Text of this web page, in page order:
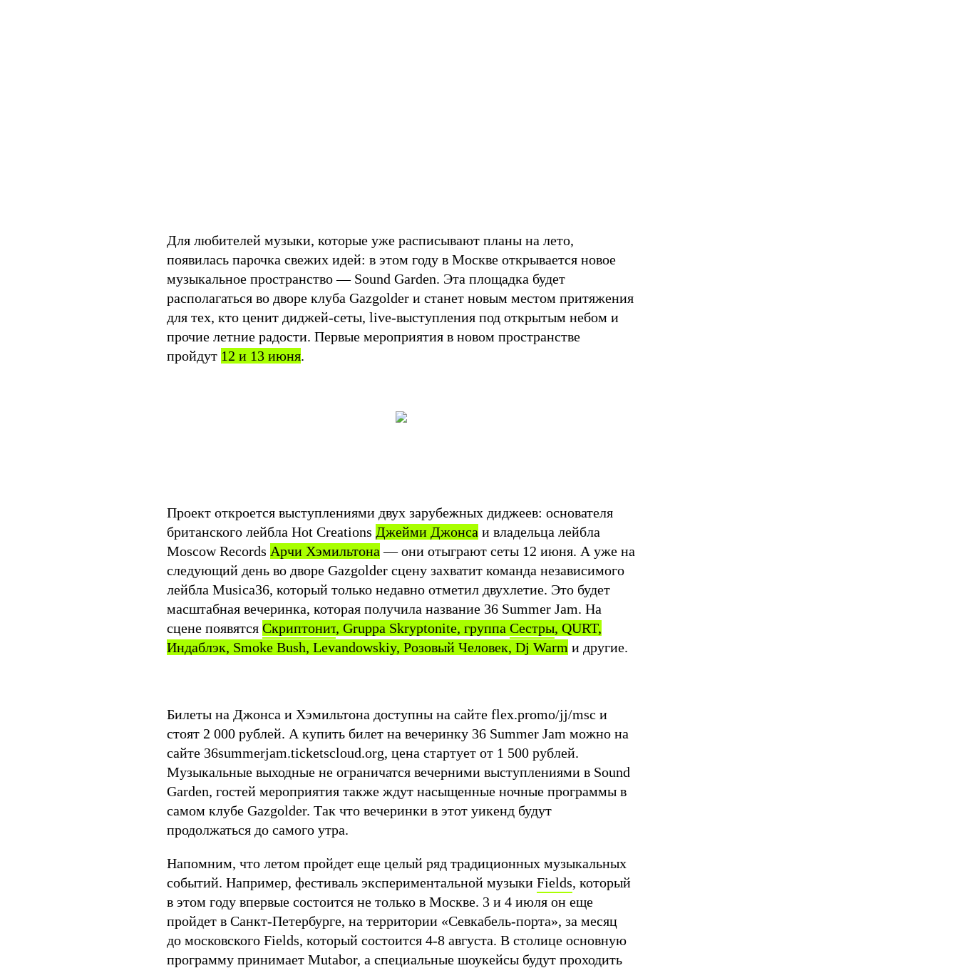
Для любителей музыки, которые уже расписывают планы на лето,
появилась парочка свежих идей: в этом году в Москве открывается новое
музыкальное пространство — Sound Garden. Эта площадка будет
располагаться во дворе клуба Gazgolder и станет новым местом притяжения
для тех, кто ценит диджей-сеты, live-выступления под открытым небом и
прочие летние радости. Первые мероприятия в новом пространстве
пройдут 12 и 13 июня.
Проект откроется выступлениями двух зарубежных диджеев: основателя
британского лейбла Hot Creations Джейми Джонса и владельца лейбла
Moscow Records Арчи Хэмильтона — они отыграют сеты 12 июня. А уже на
следующий день во дворе Gazgolder сцену захватит команда независимого
лейбла Musica36, который только недавно отметил двухлетие. Это будет
масштабная вечеринка, которая получила название 36 Summer Jam. На
сцене появятся Cкриптонит, Gruppa Skryptonite, группа Cестры, QURT,
Индаблэк, Smoke Bush, Levandowskiy, Розовый Человек, Dj Warm и другие.
Билеты на Джонса и Хэмильтона доступны на сайте flex.promo/jj/msc и
стоят 2 000 рублей. А купить билет на вечеринку 36 Summer Jam можно на
сайте 36summerjam.ticketscloud.org, цена стартует от 1 500 рублей.
Музыкальные выходные не ограничатся вечерними выступлениями в Sound
Garden, гостей мероприятия также ждут насыщенные ночные программы в
самом клубе Gazgolder. Так что вечеринки в этот уикенд будут
продолжаться до самого утра.
Напомним, что летом пройдет еще целый ряд традиционных музыкальных
событий. Например, фестиваль экспериментальной музыки Fields, который
в этом году впервые состоится не только в Москве. 3 и 4 июля он еще
пройдет в Санкт-Петербурге, на территории «Севкабель-порта», за месяц
до московского Fields, который состоится 4-8 августа. В столице основную
программу принимает Mutabor, а специальные шоукейсы будут проходить